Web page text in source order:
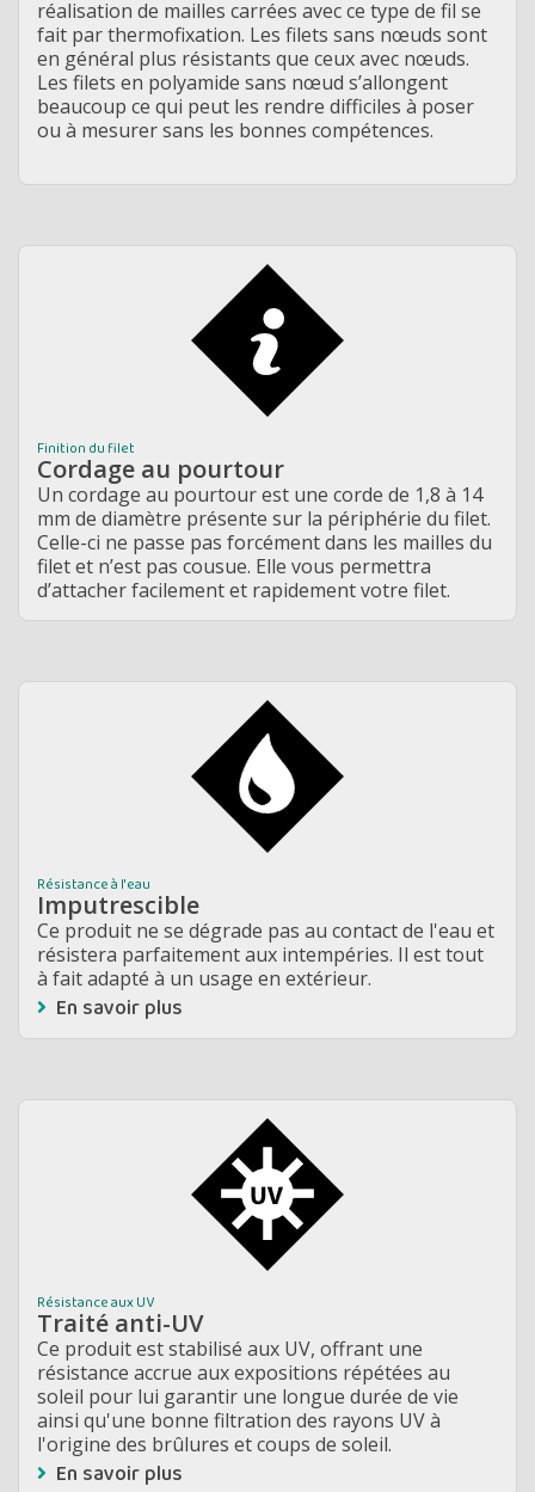
réalisation de mailles carrées avec ce type de fil se
fait parthermofixation. Les filets sans nœuds sont
en général plus résistants que ceux avec nœuds.
Les filets en polyamide sans nœud s’allongent
beaucoup ce qui peut les rendre difficiles à poser
ou à mesurer sans les bonnes compétences.
Finition du filet
Cordage au pourtour
Un cordage au pourtour est une corde de 1,8 à 14
mm de diamètre présente sur la périphérie du filet.
Celle-ci ne passe pas forcément dans les mailles du
filet et n’est pas cousue. Elle vous permettra
d’attacher facilement et rapidement votre filet.
Résistance à l'eau
Imputrescible
Ce produit ne se dégrade pas au contact de l'eau et
résistera parfaitement aux intempéries. Il est tout
à fait adapté à un usage en extérieur.
En savoir plus
Résistance aux UV
Traité anti-UV
Ce produit est stabilisé aux UV, offrant une
résistance accrue aux expositions répétées au
soleil pour lui garantir une longue durée de vie
ainsi qu'une bonne filtration des rayons UV à
l'origine des brûlures et coups de soleil.
En savoir plus